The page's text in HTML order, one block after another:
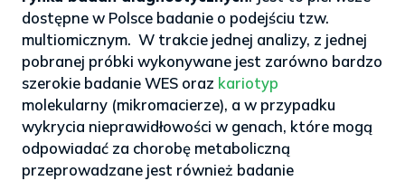
dostępne w Polsce badanie o podejściu tzw.
multiomicznym. W trakcie jednej analizy, z jednej
pobranej próbki wykonywane jest zarówno bardzo
szerokie badanie WES oraz kariotyp
molekularny (mikromacierze), a w przypadku
wykrycia nieprawidłowości w genach, które mogą
odpowiadać za chorobę metaboliczną
przeprowadzane jest również badanie